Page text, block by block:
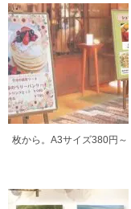
枚から。A3サイズ380円～